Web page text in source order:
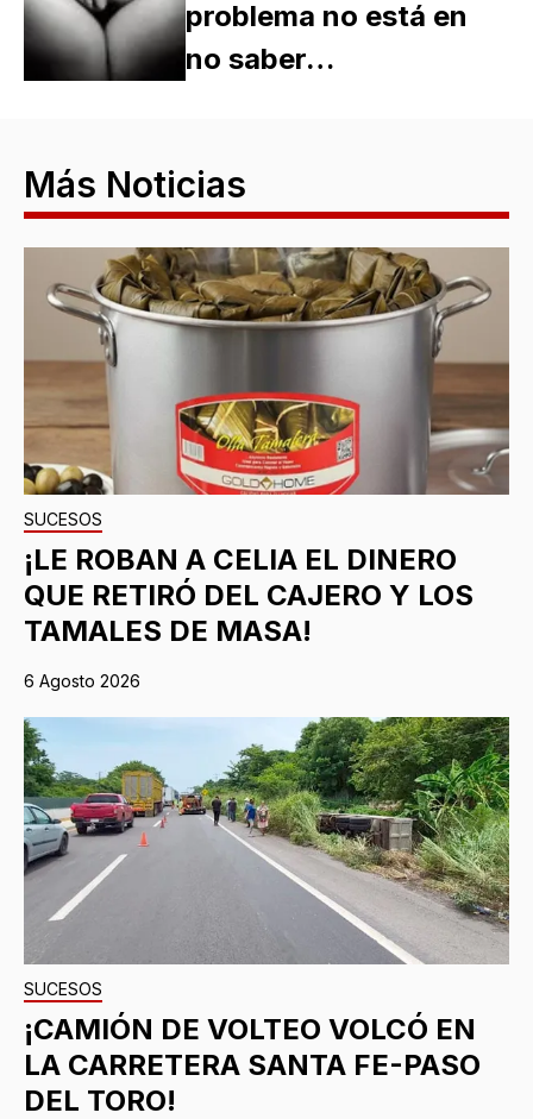
problema no está en
no saber…
Más Noticias
SUCESOS
¡LE ROBAN A CELIA EL DINERO
QUE RETIRÓ DEL CAJERO Y LOS
TAMALES DE MASA!
6 Agosto 2026
SUCESOS
¡CAMIÓN DE VOLTEO VOLCÓ EN
LA CARRETERA SANTA FE-PASO
DEL TORO!